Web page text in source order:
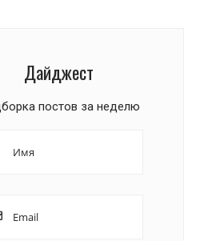
Дайджест
постов за неделю